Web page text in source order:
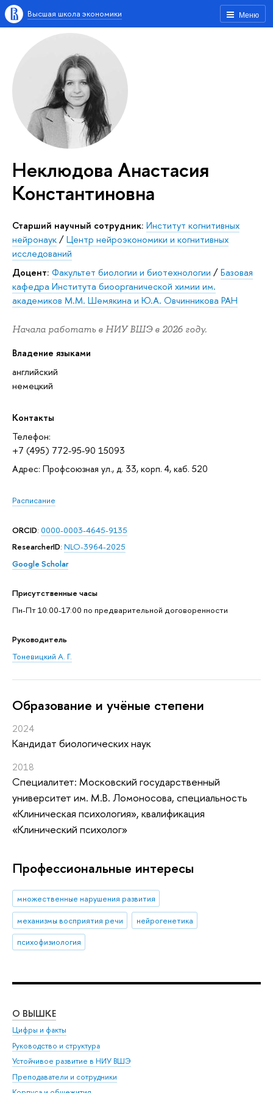
Меню
Высшая школа экономики
Неклюдова Анастасия
Константиновна
Старший научный сотрудник: Институт когнитивных
нейронаук/Центр нейроэкономики и когнитивных
исследований
Доцент: Факультет биологии и биотехнологии /Базовая
кафедра Института биоорганической химии им.
академиков М.М. Шемякина и Ю.А. Овчинникова РАН
Начала работать в НИУ ВШЭ в 2026 году.
Владение языками
английский
немецкий
Контакты
Телефон:
+7 (495) 772-95-90 15093
Адрес: Профсоюзная ул., д. 33, корп. 4, каб. 520
Расписание
ORCID: 0000-0003-4645-9135
ResearcherID: NLO-3964-2025
Google Scholar
Присутственные часы
Пн-Пт 10:00-17:00 по предварительной договоренности
Руководитель
Тоневицкий А. Г.
Oбразование и учёные степени
2024
Кандидат биологических наук
2018
Специалитет: Московский государственный
университет им. М.В. Ломоносова, специальность
«Клиническая психология», квалификация
«Клинический психолог»
Профессиональные интересы
множественные нарушения развития
механизмы восприятия речи
нейрогенетика
психофизиология
О ВЫШКЕ
Цифры и факты
Руководство и структура
Устойчивое развитие в НИУ ВШЭ
Преподаватели и сотрудники